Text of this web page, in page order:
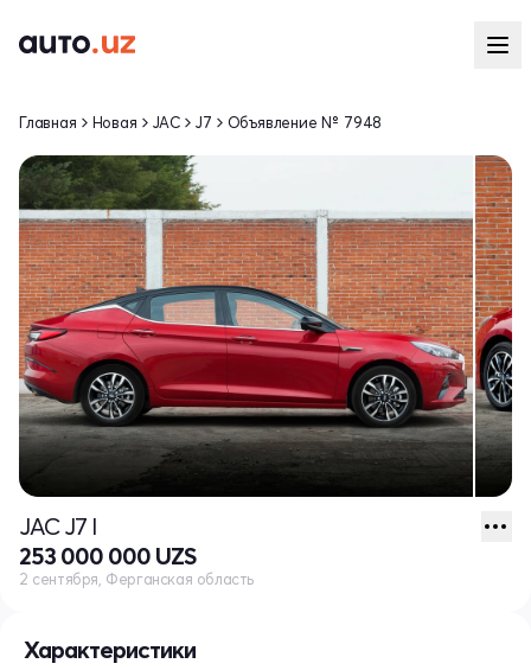
Характеристики
Главная Новая JAC J7 Объявление № 7948
JAC J7 I
253 000 000 UZS
2 сентября, Ферганская область